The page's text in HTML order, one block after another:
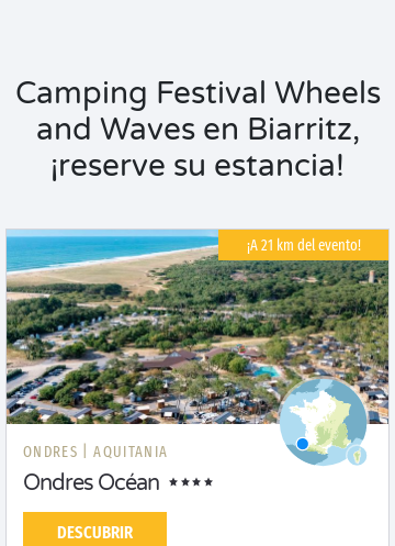
Camping Festival Wheels
and Waves en Biarritz,
¡reserve su estancia!
¡A 21 km del evento!
ONDRES | AQUITANIA
Ondres Océan
DESCUBRIR